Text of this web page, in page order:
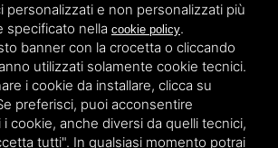
SPA - VIA DELL'ARTIGIANATO, 2
45030 VILLAMARZANA (RO) ITALY,
0425 492644. P.I. 00748970290
personalizzati e non personalizzati più
specificato nella cookie policy.
banner con la crocetta o cliccando
utilizzati solamente cookie tecnici.
i cookie da installare, clicca su
preferisci, puoi acconsentire
cookie, anche diversi da quelli tecnici,
tutti". In qualsiasi momento potrai